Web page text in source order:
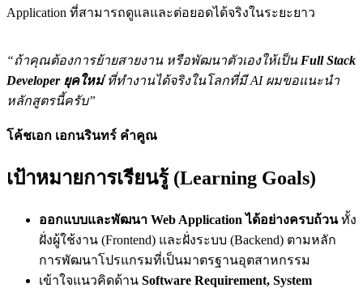
Application ที่สามารถดูแลและต่อยอดได้จริงในระยะยาว
“ถ้าคุณต้องการย้ายสายงาน หรือพัฒนาตัวเองให้เป็น Full Stack
Developer ยุคใหม่ที่ทำงานได้จริงในโลกที่มี AI ผมขอแนะนำ
หลักสูตรนี้ครับ”
โค้ชเอก เอกนรินทร์ คำคูณ
เป้าหมายการเรียนรู้ (Learning Goals)
ออกแบบและพัฒนา Web Application ได้อย่างครบถ้วนทั้ง
ฝั่งผู้ใช้งาน (Frontend) และฝั่งระบบ (Backend) ตามหลัก
การพัฒนาโปรแกรมที่เป็นมาตรฐานอุตสาหกรรม
เข้าใจแนวคิดด้าน Software Requirement, System